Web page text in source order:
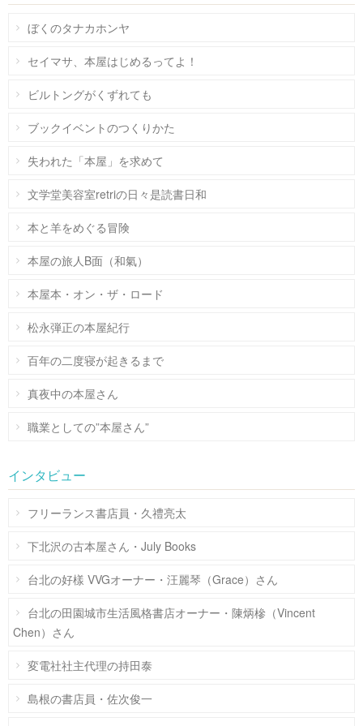
ぼくのタナカホンヤ
セイマサ、本屋はじめるってよ！
ビルトングがくずれても
ブックイベントのつくりかた
失われた「本屋」を求めて
文学堂美容室retriの日々是読書日和
本と羊をめぐる冒険
本屋の旅人B面（和氣）
本屋本・オン・ザ・ロード
松永弾正の本屋紀行
百年の二度寝が起きるまで
真夜中の本屋さん
職業としての”本屋さん”
インタビュー
フリーランス書店員・久禮亮太
下北沢の古本屋さん・July Books
台北の好樣 VVGオーナー・汪麗琴（Grace）さん
台北の田園城市生活風格書店オーナー・陳炳槮（Vincent
Chen）さん
変電社社主代理の持田泰
島根の書店員・佐次俊一